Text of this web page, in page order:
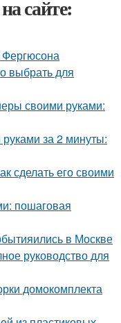
сайте:
Фергюсона
выбрать для
своими руками:
за 2 минуты:
сделать его своими
пошаговая
в Москве
руководство для
домокомплекта